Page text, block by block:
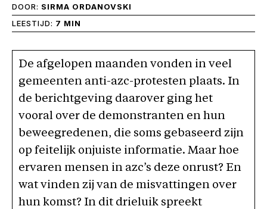
DOOR: SIRMA ORDANOVSKI
LEESTIJD: 7 MIN
De afgelopen maanden vonden in veel
gemeenten anti-azc-protesten plaats. In
de berichtgeving daarover ging het
vooral over de demonstranten en hun
beweegredenen, die soms gebaseerd zijn
op feitelijk onjuiste informatie. Maar hoe
ervaren mensen in azc’s deze onrust? En
wat vinden zij van de misvattingen over
hun komst? In dit drieluik spreekt